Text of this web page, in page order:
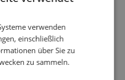
in Größe S beträgt 59 cm
Oberteil fällt etwas größer
ist 178 cm groß und trägt
Polyester 2 % Elastan
verwenden
einschließlich
über Sie zu
zu sammeln.